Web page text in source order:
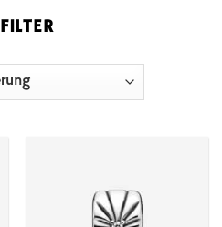
FILTER